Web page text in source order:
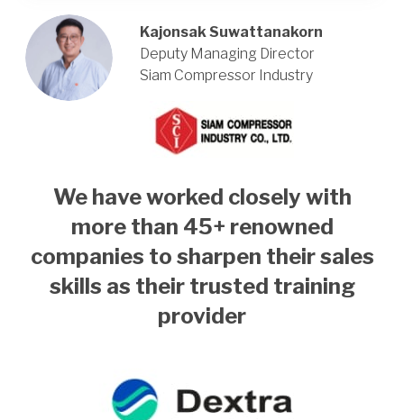
Kajonsak Suwattanakorn
Deputy Managing Director
Siam Compressor Industry
We have worked closely with
more than 45+ renowned
companies to sharpen their sales
skills as their trusted training
provider